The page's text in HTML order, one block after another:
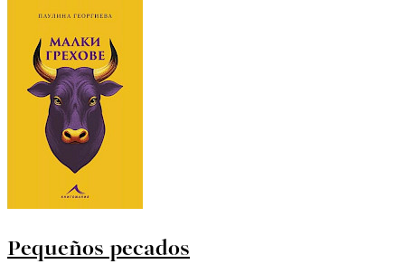
Pequeños pecados